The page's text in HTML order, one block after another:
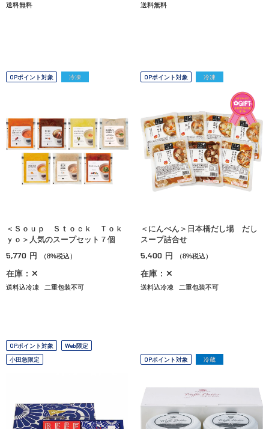
送料無料 送料無料
OPポイント対象 冷凍
＜Ｓｏｕｐ Ｓｔｏｃｋ Ｔｏｋ
ｙｏ＞人気のスープセット７個
5,770 円 （8%税込）
在庫：✕
送料込冷凍 二重包装不可
OPポイント対象 冷凍
＜にんべん＞日本橋だし場 だし
スープ詰合せ
5,400 円 （8%税込）
在庫：✕
送料込冷凍 二重包装不可
OPポイント対象
Web限定
小田急限定
OPポイント対象 冷蔵